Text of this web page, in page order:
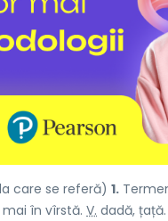
care se referă) 1.
în vîrstă. V. dadă, țață.